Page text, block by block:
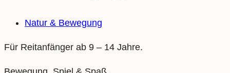
Natur & Bewegung
Für Reitanfänger ab 9 – 14 Jahre.